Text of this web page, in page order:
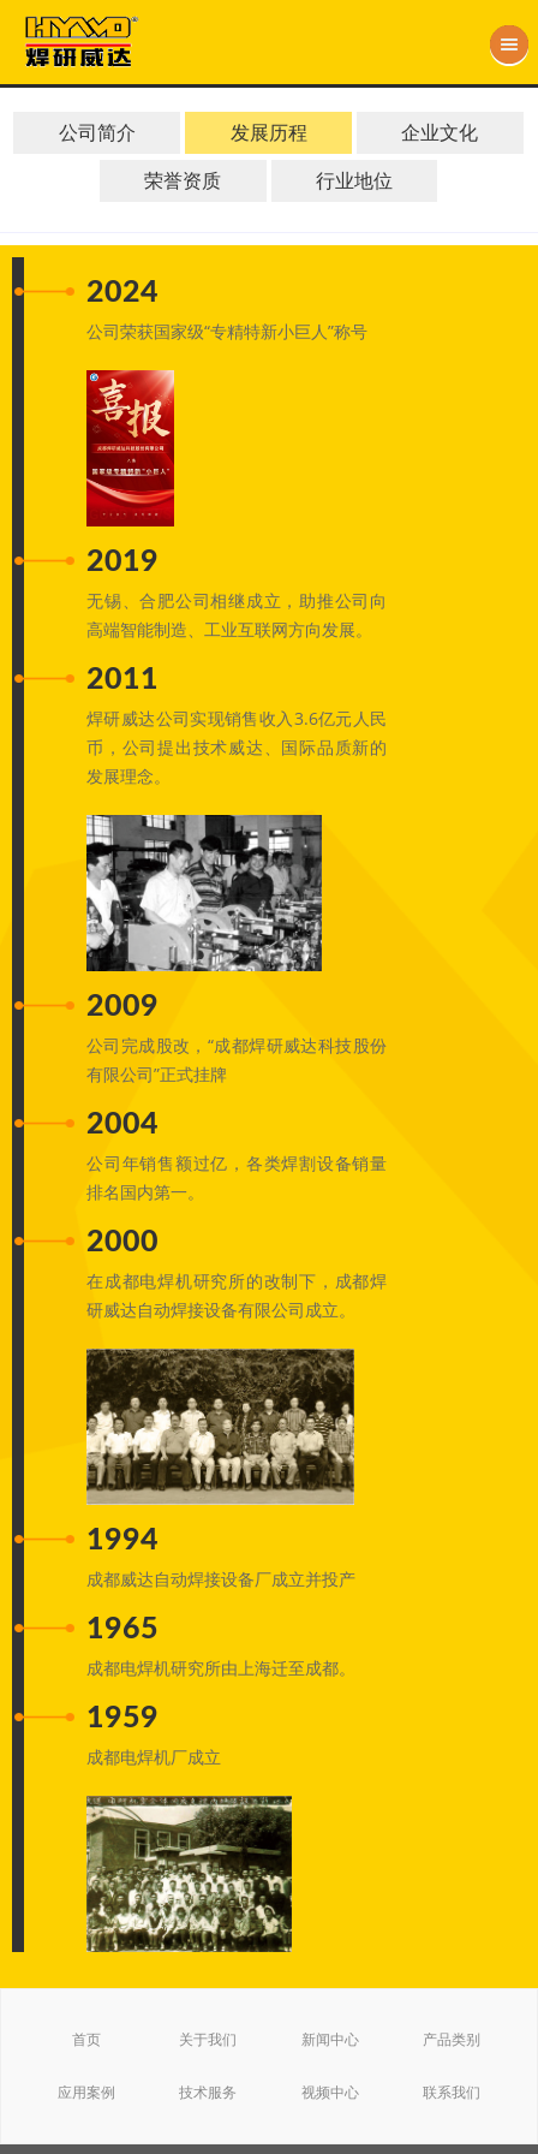
公司简介 发展历程
企业文化
荣誉资质
行业地位
2024
公司荣获国家级“专精特新小巨人”称号
2019
无锡、合肥公司相继成立，助推公司向
高端智能制造、工业互联网方向发展。
2011
焊研威达公司实现销售收入3.6亿元人民
币，公司提出技术威达、国际品质新的
发展理念。
2009
公司完成股改，“成都焊研威达科技股份
有限公司”正式挂牌
2004
公司年销售额过亿，各类焊割设备销量
排名国内第一。
2000
在成都电焊机研究所的改制下，成都焊
研威达自动焊接设备有限公司成立。
1994
成都威达自动焊接设备厂成立并投产
1965
成都电焊机研究所由上海迁至成都。
1959
成都电焊机厂成立
首页 关于我们 新闻中心 产品类别
应用案例 技术服务 视频中心 联系我们